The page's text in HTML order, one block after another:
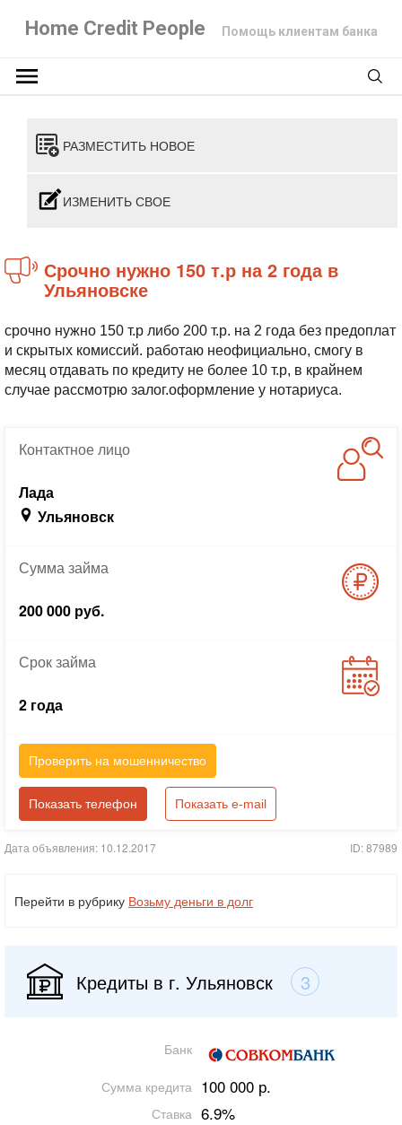
Home Credit People Помощь клиентам банка
РАЗМЕСТИТЬ НОВОЕ
ИЗМЕНИТЬ СВОЕ
срочно нужно 150 т.р на 2 года в
Ульяновске
срочно нужно 150 т.р либо 200 т.р. на 2 года без предоплат
и скрытых комиссий. работаю неофициально, смогу в
месяц отдавать по кредиту не более 10 т.р, в крайнем
случае рассмотрю залог.оформление у нотариуса.
Контактноелицо
Лада
Ульяновск
Суммазайма
200 000 руб.
Срокзайма
2 года
Проверить на мошенничество
Показать телефон Показать e-mail
Дата объявления: 10.12.2017 ID: 87989
Перейти в рубрику Возьму деньги в долг
Кредиты в г. Ульяновск 3
Банк
Сумма кредита 100 000 р.
Ставка 6.9%